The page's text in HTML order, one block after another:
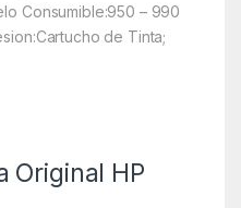
Consumible:950 – 990
de Tinta;
Original HP